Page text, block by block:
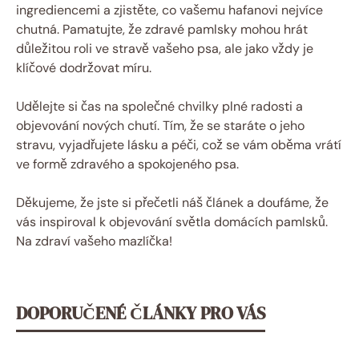
ingrediencemi a zjistěte, co vašemu hafanovi nejvíce
chutná. Pamatujte, že zdravé pamlsky mohou hrát
důležitou roli ve stravě vašeho psa, ale jako vždy je
klíčové dodržovat míru.
Udělejte si čas na společné chvilky plné radosti a
objevování nových chutí. Tím, že se staráte o jeho
stravu, vyjadřujete lásku a péči, což se vám oběma vrátí
ve formě zdravého a spokojeného psa.
Děkujeme, že jste si přečetli náš článek a doufáme, že
vás inspiroval k objevování světla domácích pamlsků.
Na zdraví vašeho mazlíčka!
DOPORUČENÉ ČLÁNKY PRO VÁS